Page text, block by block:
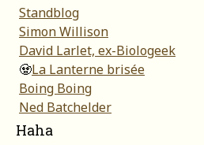
Standblog
Simon Willison
David Larlet, ex-Biologeek
🧟La Lanterne brisée
Boing Boing
Ned Batchelder
Haha